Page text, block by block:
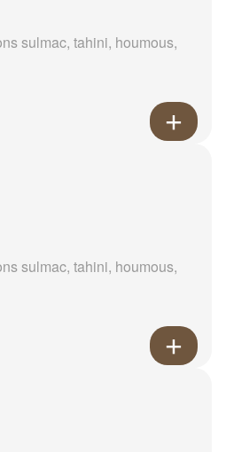
sulmac, tahini, houmous,
sulmac, tahini, houmous,